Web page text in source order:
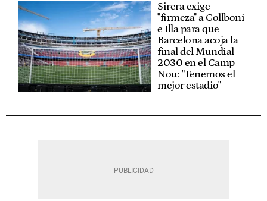
Sirera exige
"firmeza" a Collboni
e Illa para que
Barcelona acoja la
final del Mundial
2030 en el Camp
Nou: "Tenemos el
mejor estadio"